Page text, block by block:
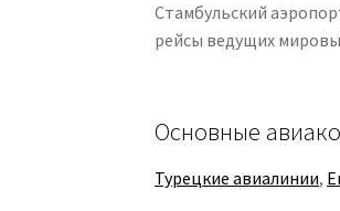
Стамбульский
рейсы ведущих
Основные
Турецкие авиалинии,